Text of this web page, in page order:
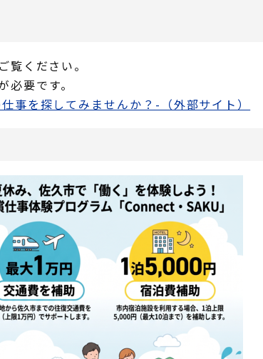
ください。
要です。
を探してみませんか？-（外部サイト）